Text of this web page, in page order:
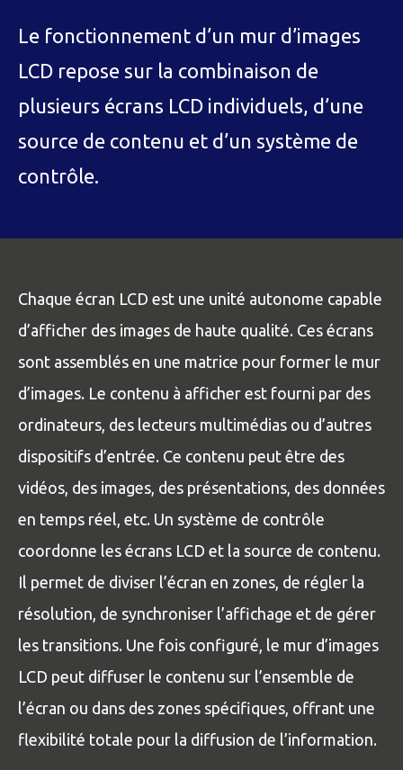
Le fonctionnement d’un mur d’images
LCD repose sur la combinaison de
plusieurs écrans LCD individuels, d’une
source de contenu et d’un système de
contrôle.
Chaque écran LCD est une unité autonome capable
d’afficher des images de haute qualité. Ces écrans
sont assemblés en une matrice pour former le mur
d’images. Le contenu à afficher est fourni par des
ordinateurs, des lecteurs multimédias ou d’autres
dispositifs d’entrée. Ce contenu peut être des
vidéos, des images, des présentations, des données
en temps réel, etc. Un système de contrôle
coordonne les écrans LCD et la source de contenu.
Il permet de diviser l’écran en zones, de régler la
résolution, de synchroniser l’affichage et de gérer
les transitions. Une fois configuré, le mur d’images
LCD peut diffuser le contenu sur l’ensemble de
l’écran ou dans des zones spécifiques, offrant une
flexibilité totale pour la diffusion de l’information.